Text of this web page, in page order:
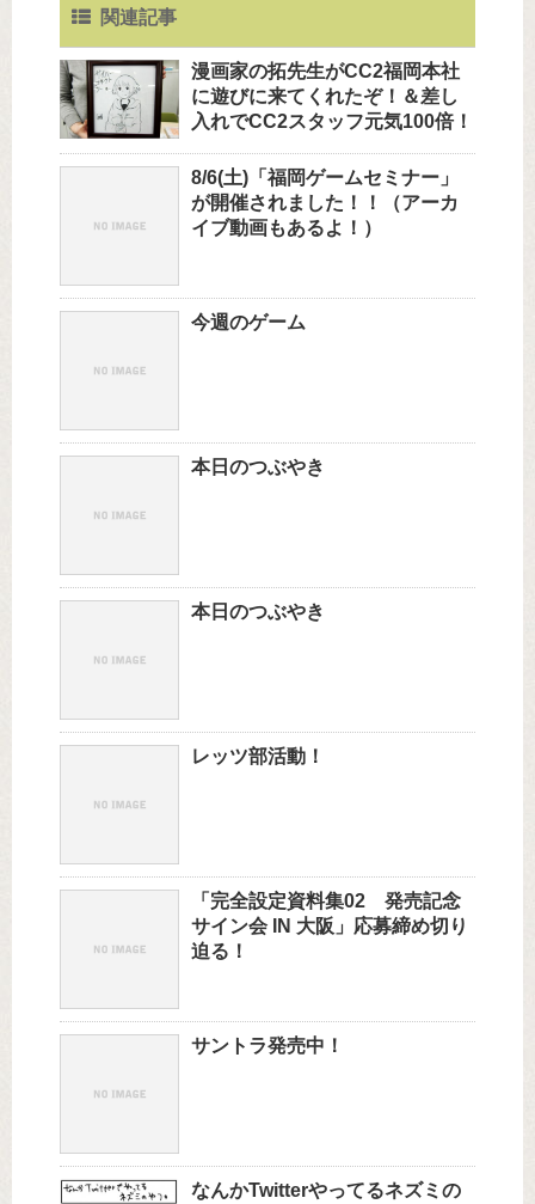
関連記事
漫画家の拓先生がCC2福岡本社
に遊びに来てくれたぞ！＆差し
入れでCC2スタッフ元気100倍！
8/6(土)「福岡ゲームセミナー」
が開催されました！！（アーカ
イブ動画もあるよ！）
今週のゲーム
本日のつぶやき
本日のつぶやき
レッツ部活動！
「完全設定資料集02 発売記念
サイン会 IN 大阪」応募締め切り
迫る！
サントラ発売中！
なんかTwitterやってるネズミの